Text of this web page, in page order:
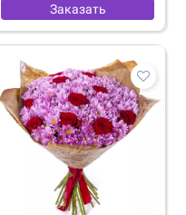
Заказать